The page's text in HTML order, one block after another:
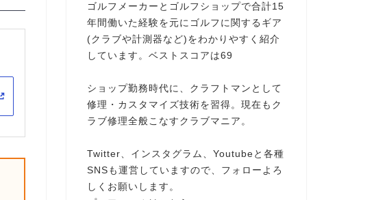
ゴルフメーカーとゴルフショップで合計15
年間働いた経験を元にゴルフに関するギア
(クラブや計測器など)をわかりやすく紹介
しています。ベストスコアは69
ショップ勤務時代に、クラフトマンとして
修理・カスタマイズ技術を習得。現在もク
ラブ修理全般こなすクラブマニア。
Twitter、インスタグラム、Youtubeと各種
SNSも運営していますので、フォローよろ
しくお願いします。